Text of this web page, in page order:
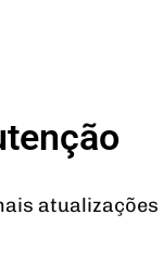
atualizações